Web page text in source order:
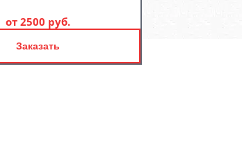
от 2500 руб.
Заказать